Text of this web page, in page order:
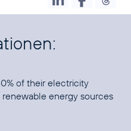
of their electricity
energy sources